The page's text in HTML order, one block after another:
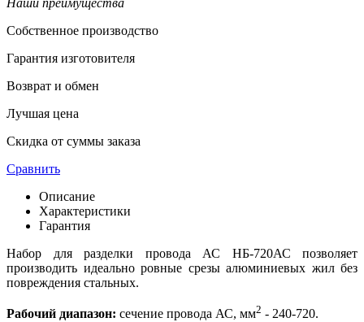
Собственное производство
Гарантия изготовителя
Возврат и обмен
Лучшая цена
Скидка от суммы заказа
Сравнить
Описание
Характеристики
Гарантия
Набор для разделки провода АС НБ-720АС позволяет
производить идеально ровные срезы алюминиевых жил без
повреждения стальных.
Рабочий диапазон: сечение провода АС, мм2 - 240-720.